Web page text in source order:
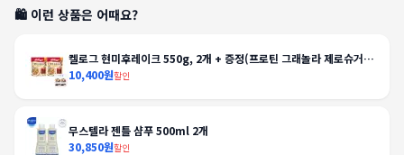
🛍️ 이런 상품은 어때요?
켈로그 현미후레이크 550g, 2개 + 증정(프로틴 그래놀라 제로슈거
40g, 2개)
10,400원할인
무스텔라 젠틀 샴푸 500ml 2개
30,850원할인